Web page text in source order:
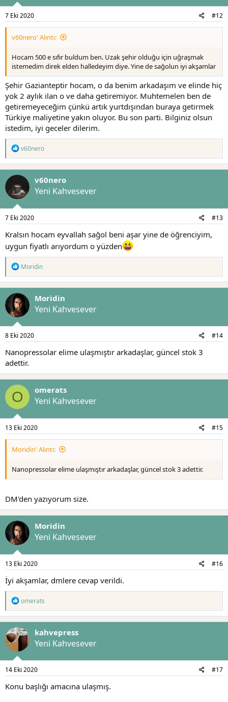
7 Eki 2020 #12
v60nero' Alıntı:
Hocam 500 e sıfır buldum ben. Uzak şehir olduğu için uğraşmak
istemedim direk elden halledeyim diye. Yine de sağolun iyi akşamlar
Şehir Gazianteptir hocam, o da benim arkadaşım ve elinde hiç
yok 2 aylık ilan o ve daha getiremiyor. Muhtemelen ben de
getiremeyeceğim çünkü artık yurtdışından buraya getirmek
Türkiye maliyetine yakın oluyor. Bu son parti. Bilginiz olsun
istedim, iyi geceler dilerim.
T
e
p
k
l
e
r
v60nero
v60nero
Yeni Kahvesever
7 Eki 2020 #13
Kralsın hocam eyvallah sağol beni aşar yine de öğrenciyim,
uygun fiyatlı arıyordum o yüzden
T
p
k
i
l
e
r
Moridin
Moridin
Yeni Kahvesever
8 Eki 2020 #14
Nanopressolar elime ulaşmıştır arkadaşlar, güncel stok 3
adettir.
O omerats
Yeni Kahvesever
13 Eki 2020 #15
Moridin' Alıntı:
Nanopressolar elime ulaşmıştır arkadaşlar, güncel stok 3 adettir.
DM'den yazıyorum size.
Moridin
Yeni Kahvesever
13 Eki 2020 #16
İyi akşamlar, dmlere cevap verildi.
T
p
k
i
l
e
r
:
omerats
kahvepress
Yeni Kahvesever
14 Eki 2020 #17
Konu başlığı amacına ulaşmış.